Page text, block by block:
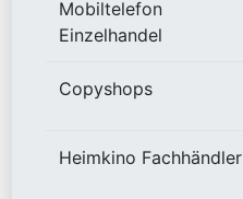
Mobiltelefon
Einzelhandel
Copyshops
Heimkino Fachhändler